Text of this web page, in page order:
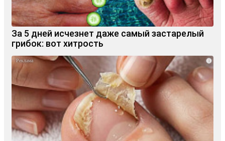
За 5 дней исчезнет даже самый застарелый
грибок: вот хитрость
i